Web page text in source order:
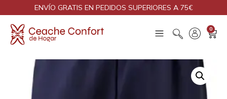
ENVÍO GRATIS EN PEDIDOS SUPERIORES A 75€
0